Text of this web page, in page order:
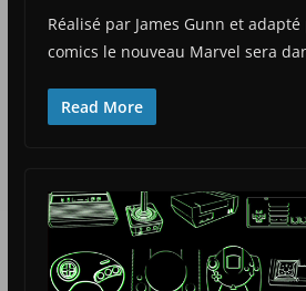
Réalisé par James Gunn et
comics le nouveau Marvel sera
Read More